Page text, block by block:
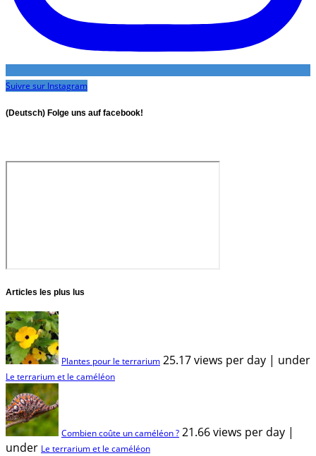
Suivre sur Instagram
(Deutsch) Folge uns auf facebook!
Articles les plus lus
Plantes pour le terrarium 25.17 views per day | under
Le terrarium et le caméléon
Combien coûte un caméléon ? 21.66 views per day |
under Le terrarium et le caméléon